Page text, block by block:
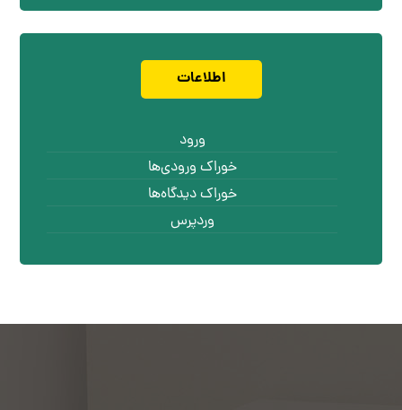
اطلاعات
ورود
خوراک ورودی‌ها
خوراک دیدگاه‌ها
وردپرس